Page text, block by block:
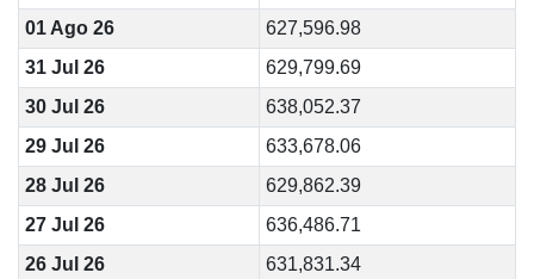
01 Ago 26
627,596.98
31 Jul 26
629,799.69
30 Jul 26
638,052.37
29 Jul 26
633,678.06
28 Jul 26
629,862.39
27 Jul 26
636,486.71
26 Jul 26
631,831.34